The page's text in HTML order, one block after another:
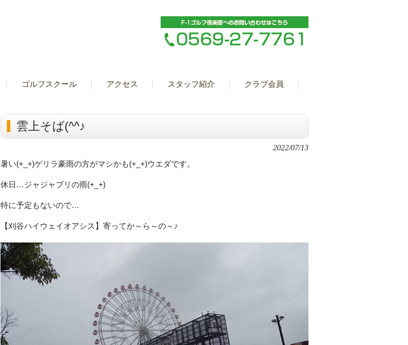
ゴルフスクール アクセス スタッフ紹介 クラブ会員
雲上そば(^^♪
2022/07/13
暑い(+_+)ゲリラ豪雨の方がマシかも(+_+)ウエダです。
休日…ジャジャブリの雨(+_+)
特に予定もないので…
【刈谷ハイウェイオアシス】寄ってか～ら～の～♪